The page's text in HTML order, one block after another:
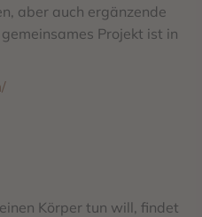
aber auch ergänzende
Projekt ist in
Körper tun will, findet